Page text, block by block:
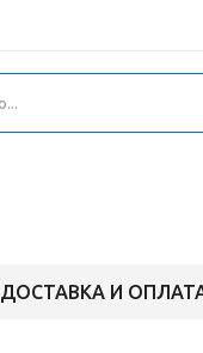
ДОСТАВКА И